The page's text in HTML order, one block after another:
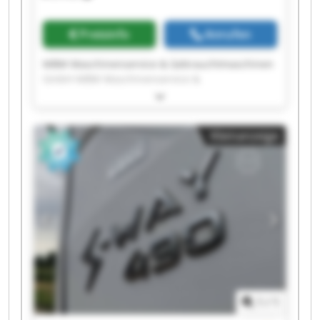
GmbH MBM Maschinenservice &
Gebrauchtmaschinen GmbH
Preisinfo Anrufen
Gebrauchtmaschinen GmbH MBM
GmbH MBM Maschinenservice &
Gebrauchtmaschinen GmbH MBM
Maschinenservice & Gebrauchtmaschinen
GmbH MBM Maschinenservice &
Gebrauchtmaschinen GmbH MBM
Maschinenservice & Gebrauchtmaschinen
GmbH MBM Maschinenservice &
Gebrauchtmaschinen GmbH MBM
Maschinenservice & Gebrauchtmaschinen
GmbH MBM Maschinenservice &
Gebrauchtmaschinen GmbH MBM
Maschinenservice & Gebrauchtmaschinen
Kleinanzeige